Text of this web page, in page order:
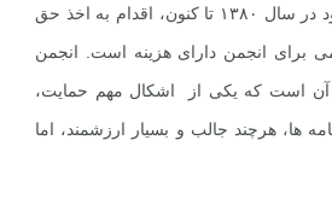
همان طور که می دانید انجمن ایرانی مطالعات سازمان ملل متحد از بدو تأسیس خود در سال ۱۳۸۰ تا کنون، اقدام به اخذ حق
برای انجمن دارای هزینه است. انجمن
آن است که یکی از اشکال مهم حمایت،
ها، هرچند جالب و بسیار ارزشمند، اما